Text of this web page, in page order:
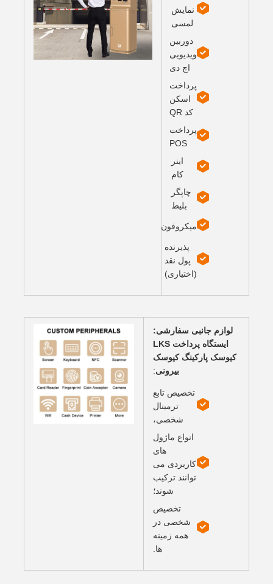
نمایش
لمسی
دوربین
ویدیویی
اچ دی
پرداخت
اسکن
کد QR
پرداخت
POS
اينر
کام
چاپگر
بلیط
میکروفون
پذیرنده
پول نقد
(اختیاری)
لوازم جانبی سفارشی:
ایستگاه پرداخت LKS
کیوسک پارکینگ کیوسک
بیرونی:
تخصیص تابع
ترمینال
شخصی،
انواع ماژول
های
کاربردی می
توانند ترکیب
شوند؛
تخصیص
شخصی در
همه زمینه
ها.